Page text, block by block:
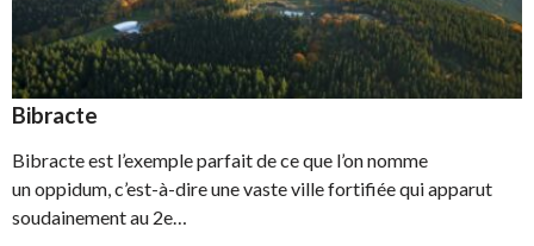
Bibracte
Bibracte est l’exemple parfait de ce que l’on nomme
un oppidum, c’est-à-dire une vaste ville fortifiée qui apparut
soudainement au 2e…